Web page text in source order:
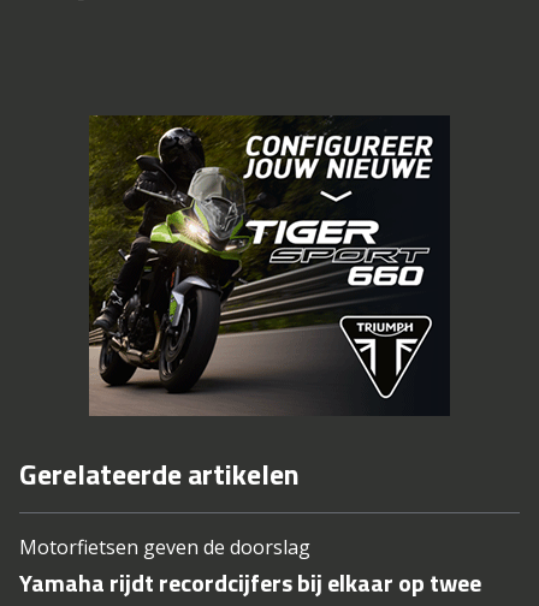
Gerelateerde artikelen
Motorfietsen geven de doorslag
Yamaha rijdt recordcijfers bij elkaar op twee